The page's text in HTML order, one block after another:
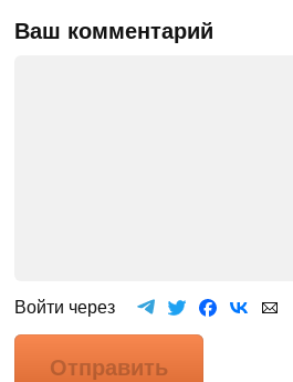
Ваш комментарий
Войти через
Отправить